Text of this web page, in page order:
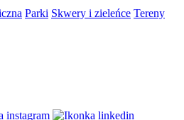
Parki Skwery i zieleńce Tereny